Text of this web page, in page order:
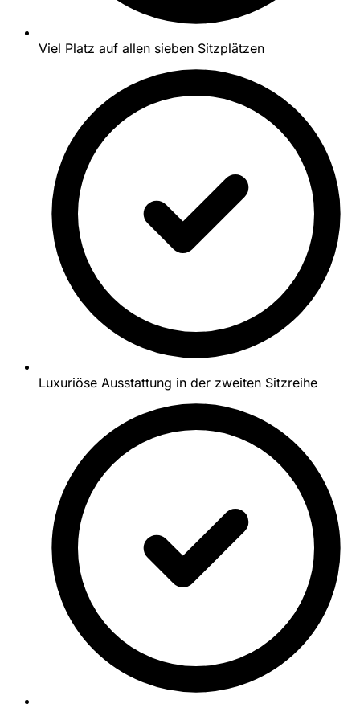
Viel Platz auf allen sieben Sitzplätzen
Luxuriöse Ausstattung in der zweiten Sitzreihe